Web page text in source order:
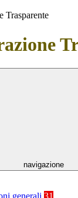
Trasparente
navigazione